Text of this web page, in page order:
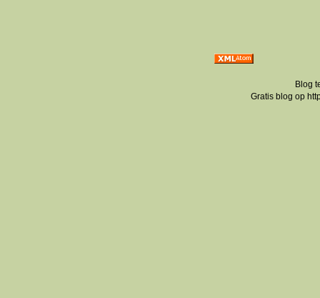
Blog
Gratis blog op